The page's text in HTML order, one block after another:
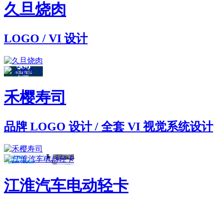
久旦烧肉
LOGO / VI 设计
禾樱寿司
品牌 LOGO 设计 / 全套 VI 视觉系统设计
江淮汽车电动轻卡